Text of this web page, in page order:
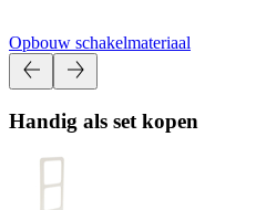
Opbouw schakelmateriaal
Handig als set kopen